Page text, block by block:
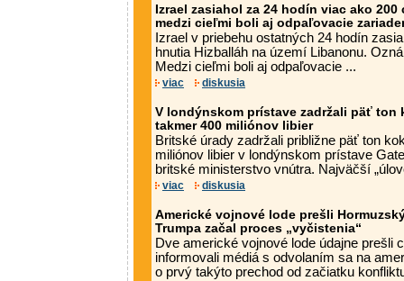
Izrael zasiahol za 24 hodín viac ako
medzi cieľmi boli aj odpaľovacie
Izrael v priebehu ostatných 24 hodín
hnutia Hizballáh na území Libanonu.
Medzi cieľmi boli aj odpaľovacie ...
viac diskusia
V londýnskom prístave zadržali päť ton
takmer 400 miliónov libier
Britské úrady zadržali približne päť ton
miliónov libier v londýnskom prístave
britské ministerstvo vnútra. Najväčší
viac diskusia
Americké vojnové lode prešli
Trumpa začal proces „vyčistenia“
Dve americké vojnové lode údajne prešli
informovali médiá s odvolaním sa na
o prvý takýto prechod od začiatku